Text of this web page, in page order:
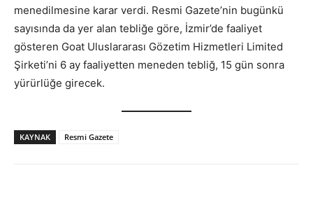
menedilmesine karar verdi. Resmi Gazete’nin bugünkü
sayısında da yer alan tebliğe göre, İzmir’de faaliyet
gösteren Goat Uluslararası Gözetim Hizmetleri Limited
Şirketi’ni 6 ay faaliyetten meneden tebliğ, 15 gün sonra
yürürlüğe girecek.
KAYNAK Resmi Gazete